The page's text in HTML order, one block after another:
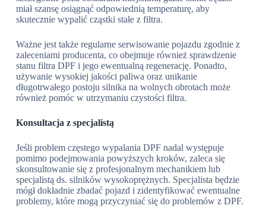
miał szansę osiągnąć odpowiednią temperaturę, aby
skutecznie wypalić cząstki stałe z filtra.
Ważne jest także regularne serwisowanie pojazdu zgodnie z
zaleceniami producenta, co obejmuje również sprawdzenie
stanu filtra DPF i jego ewentualną regenerację. Ponadto,
używanie wysokiej jakości paliwa oraz unikanie
długotrwałego postoju silnika na wolnych obrotach może
również pomóc w utrzymaniu czystości filtra.
Konsultacja z specjalistą
Jeśli problem częstego wypalania DPF nadal występuje
pomimo podejmowania powyższych kroków, zaleca się
skonsultowanie się z profesjonalnym mechanikiem lub
specjalistą ds. silników wysokoprężnych. Specjalista będzie
mógł dokładnie zbadać pojazd i zidentyfikować ewentualne
problemy, które mogą przyczyniać się do problemów z DPF.